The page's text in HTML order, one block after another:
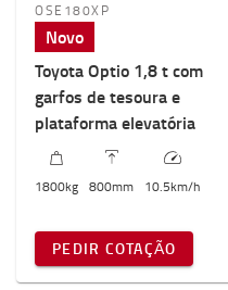
Altura máxima da máquina
0mm
OSE180XP
Novo
Toyota Optio 1,8 t com
garfos de tesoura e
plataforma elevatória
1800kg 800mm 10.5km/h
PEDIR COTAÇÃO